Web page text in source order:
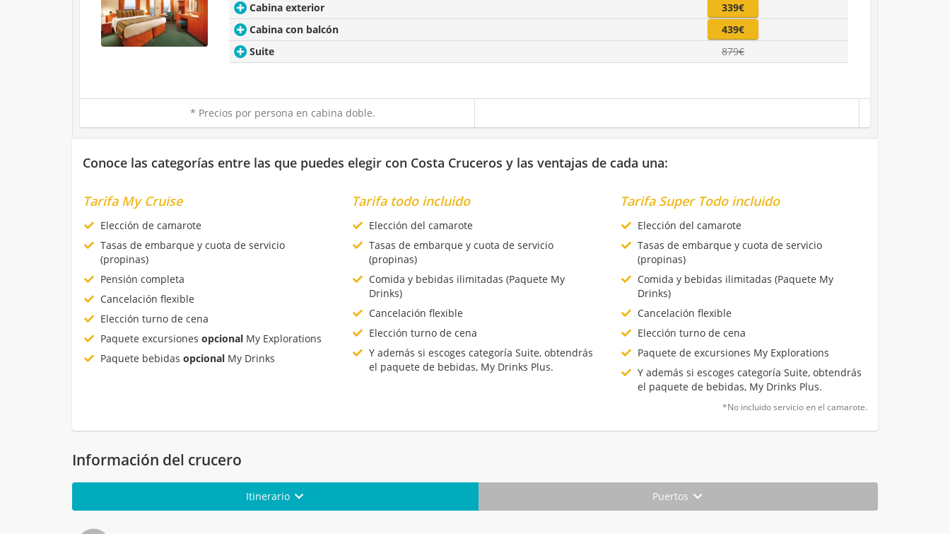
Cabina exterior
339€
Cabina con balcón
439€
Suite
879€
* Precios por persona en cabina doble.
Conoce las categorías entre las que puedes elegir con Costa Cruceros y las ventajas de cada una:
Tarifa My Cruise
Elección de camarote
Tasas de embarque y cuota de servicio
(propinas)
Pensión completa
Cancelación flexible
Elección turno de cena
Paquete excursiones opcional My Explorations
Paquete bebidas opcional My Drinks
Tarifa todo incluido
Elección del camarote
Tasas de embarque y cuota de servicio
(propinas)
Comida y bebidas ilimitadas (Paquete My
Drinks)
Cancelación flexible
Elección turno de cena
Y además si escoges categoría Suite, obtendrás
el paquete de bebidas, My Drinks Plus.
Tarifa Super Todo incluido
Elección del camarote
Tasas de embarque y cuota de servicio
(propinas)
Comida y bebidas ilimitadas (Paquete My
Drinks)
Cancelación flexible
Elección turno de cena
Paquete de excursiones My Explorations
Y además si escoges categoría Suite, obtendrás
el paquete de bebidas, My Drinks Plus.
*No incluido servicio en el camarote.
Información del crucero
Itinerario Puertos